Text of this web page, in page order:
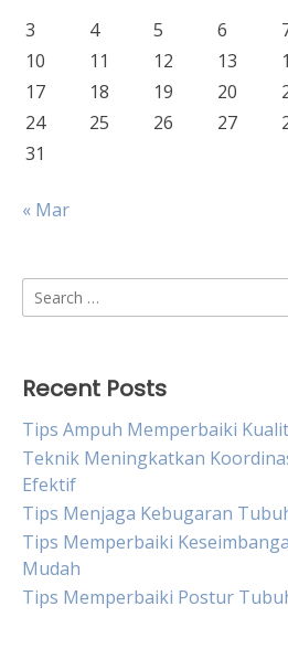
3
4 5 6
10
11 12 13
17
18 19 20
24
25 26 27
31
« Mar
Search
for:
Recent Posts
Tips Ampuh Memperbaiki
Teknik Meningkatkan
Efektif
Tips Menjaga Kebugaran
Tips Memperbaiki
Mudah
Tips Memperbaiki Postur